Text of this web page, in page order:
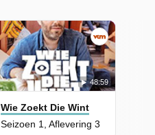
48:59
Wie Zoekt Die Wint
Seizoen 1, Aflevering 3